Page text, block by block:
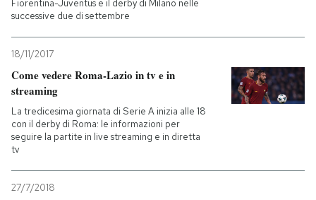
Fiorentina-Juventus e il derby di Milano nelle
successive due di settembre
18/11/2017
Come vedere Roma-Lazio in tv e in
streaming
La tredicesima giornata di Serie A inizia alle 18
con il derby di Roma: le informazioni per
seguire la partite in live streaming e in diretta
tv
27/7/2018